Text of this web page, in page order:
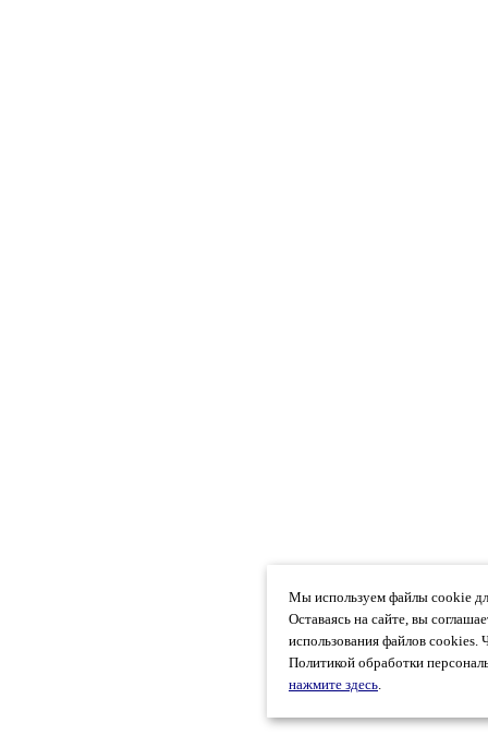
Мы используем файлы cookie
Оставаясь на сайте, вы
использования файлов cookies.
Политикой обработки
нажмите здесь.